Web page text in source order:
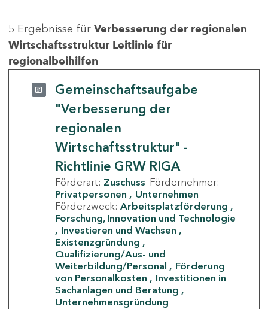
5 Ergebnisse für Verbesserung der regionalen
Wirtschaftsstruktur Leitlinie für
regionalbeihilfen
Gemeinschaftsaufgabe
"Verbesserung der
regionalen
Wirtschaftsstruktur" -
Richtlinie GRW RIGA
Förderart: Zuschuss Fördernehmer:
Privatpersonen
Unternehmen
Förderzweck: Arbeitsplatzförderung
Forschung, Innovation und Technologie
Investieren und Wachsen
Existenzgründung
Qualifizierung/Aus- und
Weiterbildung/Personal
Förderung
von Personalkosten
Investitionen in
Sachanlagen und Beratung
Unternehmensgründung